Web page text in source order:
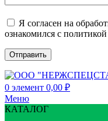
Я согласен на
ознакомился с
0 элемент 0,00 ₽
Меню
КАТАЛОГ